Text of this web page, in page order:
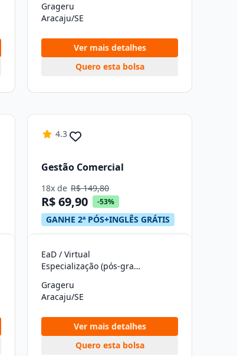
Grageru
Aracaju/SE
Ver mais detalhes
Quero esta bolsa
4.3
Gestão Comercial
18x de R$ 149,80
R$ 69,90 -53%
GANHE 2ª PÓS+INGLÊS GRÁTIS
EaD / Virtual
Especialização (pós-graduação)
Grageru
Aracaju/SE
Ver mais detalhes
Quero esta bolsa